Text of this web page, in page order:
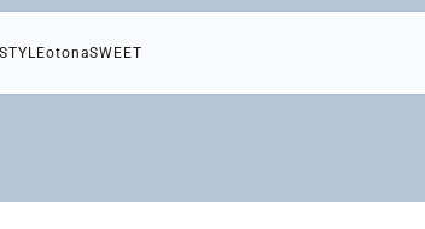
otonaSWEET